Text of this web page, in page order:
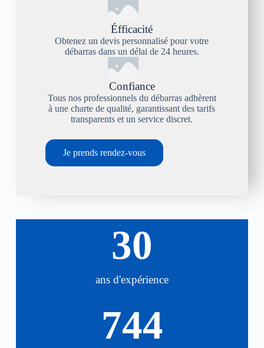
Éfficacité
Obtenez un devis personnalisé pour votre
débarras dans un délai de 24 heures.
Confiance
Tous nos professionnels du débarras adhèrent
à une charte de qualité, garantissant des tarifs
transparents et un service discret.
Je prends rendez-vous
ans d'expérience
30
744